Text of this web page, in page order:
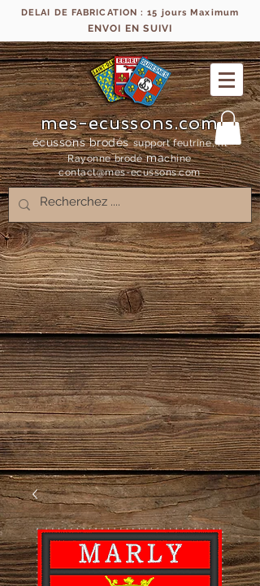
DELAI DE FABRICATION : 15 jours Maximum
ENVOI EN SUIVI
mes-ecussons.com
écussons brodés support feutrine, fil
Rayonne brodémachine
contact@mes-ecussons.com